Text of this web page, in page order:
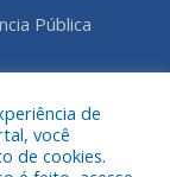
Pública
de Rondon do
de
você
de cookies.